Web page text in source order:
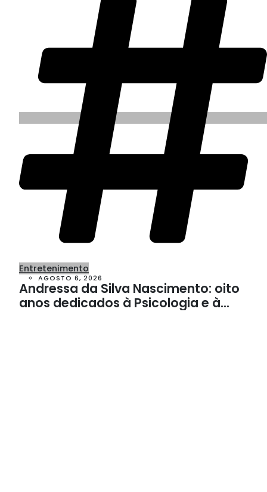
Entretenimento
AGOSTO 6, 2026
Andressa da Silva Nascimento: oito
anos dedicados à Psicologia e à